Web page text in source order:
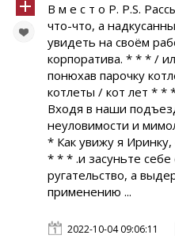
В м е с т о P. P.S.
что-что, а
увидеть на своём
корпоратива. * * * /
понюхав парочку
котлеты / кот лет * *
Входя в наши
неуловимости и
* Как увижу я
* * * .и засуньте
ругательство, а
применению ...
2022-10-04 09:06:11